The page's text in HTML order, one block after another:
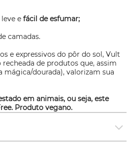
e fácil de esfumar;
camadas.
e expressivos do pôr do sol, Vult
de produtos que, assim
mágica/dourada), valorizam sua
em animais, ou seja, este
. Produto vegano.